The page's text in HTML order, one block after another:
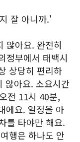
잘 아니까.'
않아요. 완전히
정부에서 태백시
상당히 편리하
않아요. 소요시간
전 11시 40분,
에요. 일정을 아
를 타야만 해요.
행은 하나도 안